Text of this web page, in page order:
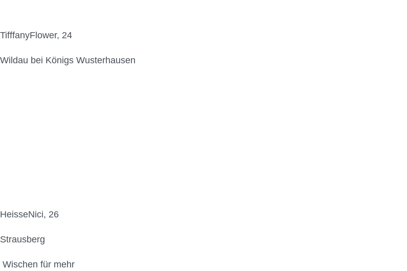
TifffanyFlower, 24
Wildau bei Königs Wusterhausen
HeisseNici, 26
Strausberg
Wischen für mehr